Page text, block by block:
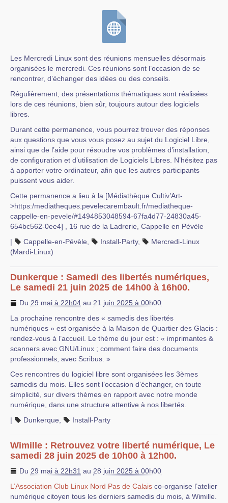
Les Mercredi Linux sont des réunions mensuelles désormais
organisées le mercredi. Ces réunions sont l’occasion de se
rencontrer, d’échanger des idées ou des conseils.
Régulièrement, des présentations thématiques sont réalisées
lors de ces réunions, bien sûr, toujours autour des logiciels
libres.
Durant cette permanence, vous pourrez trouver des réponses
aux questions que vous vous posez au sujet du Logiciel Libre,
ainsi que de l’aide pour résoudre vos problèmes d’installation,
de configuration et d’utilisation de Logiciels Libres. N’hésitez pas
à apporter votre ordinateur, afin que les autres participants
puissent vous aider.
Cette permanence a lieu à la [Médiathèque Cultiv’Art-
>https:/mediatheques.pevelecarembault.fr/mediatheque-
cappelle-en-pevele/#1494853048594-67fa4d77-24830a45-
654bc562-0ee4] , 16 rue de la Ladrerie, Cappelle en Pévèle
|
Cappelle-en-Pévèle Install-Party,
Mercredi-Linux
(Mardi-Linux)
Dunkerque : Samedi des libertés numériques,
Le samedi 21 juin 2025 de 14h00 à 16h00.
Du 29 mai à 22h04 au 21 juin 2025 à 00h00
La prochaine rencontre des « samedis des libertés
numériques » est organisée à la Maison de Quartier des Glacis :
rendez-vous à l’accueil. Le thème du jour est : « imprimantes &
scanners avec GNU/Linux ; comment faire des documents
professionnels, avec Scribus. »
Ces rencontres du logiciel libre sont organisées les 3èmes
samedis du mois. Elles sont l’occasion d’échanger, en toute
simplicité, sur divers thèmes en rapport avec notre monde
numérique, dans une structure attentive à nos libertés.
|
Dunkerque Install-Party
Wimille : Retrouvez votre liberté numérique, Le
samedi 28 juin 2025 de 10h00 à 12h00.
Du 29 mai à 22h31 au 28 juin 2025 à 00h00
L’Association Club Linux Nord Pas de Calais co-organise l’atelier
numérique citoyen tous les derniers samedis du mois, à Wimille.